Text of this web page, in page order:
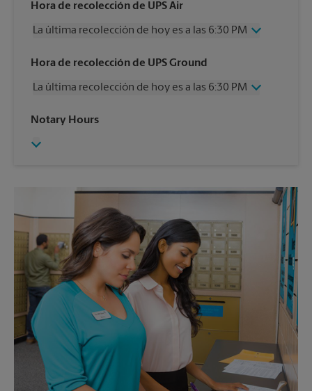
Hora de recolección de UPS Air
La última recolección de hoy es a las 6:30 PM
Miércoles
6:30 PM
Viernes
6:30 PM
Domingo
Hora de recolección de UPS Ground
La última recolección de hoy es a las 6:30 PM
Miércoles
Viernes
6:30 PM
6:30 PM
Notary Hours